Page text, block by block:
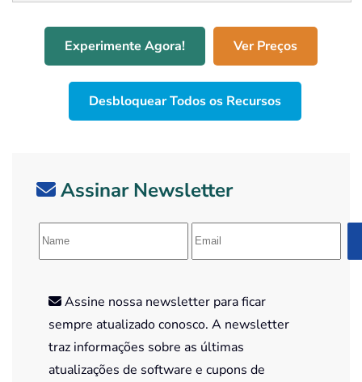
Experimente Agora! Ver Preços
Desbloquear Todos os Recursos
Assinar Newsletter
Assine nossa newsletter para ficar
sempre atualizado conosco. A newsletter
traz informações sobre as últimas
atualizações de software e cupons de